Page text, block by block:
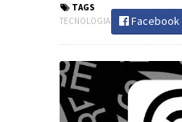
TAGS
TECNOLOGIA
Facebook